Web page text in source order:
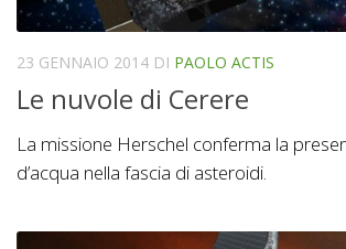
23 GENNAIO 2014 DI PAOLO ACTIS
Le nuvole di Cerere
La missione Herschel conferma la
d’acqua nella fascia di asteroidi.